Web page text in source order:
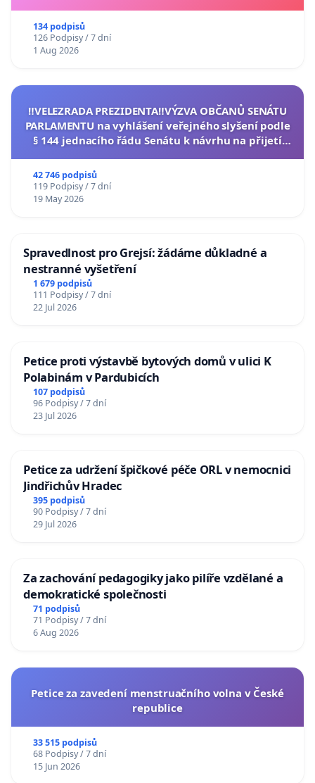
134 podpisů
126 Podpisy / 7 dní
1 Aug 2026
‼️VELEZRADA PREZIDENTA‼️VÝZVA OBČANŮ SENÁTU
PARLAMENTU na vyhlášení veřejného slyšení podle
§ 144 jednacího řádu Senátu k návrhu na přijetí
42 746 podpisů
119 Podpisy / 7 dní
19 May 2026
Spravedlnost pro Grejsí: žádáme důkladné a
nestranné vyšetření
1 679 podpisů
111 Podpisy / 7 dní
22 Jul 2026
Petice proti výstavbě bytových domů v ulici K
Polabinám v Pardubicích
107 podpisů
96 Podpisy / 7 dní
23 Jul 2026
Petice za udržení špičkové péče ORL v nemocnici
Jindřichův Hradec
395 podpisů
90 Podpisy / 7 dní
29 Jul 2026
Za zachování pedagogiky jako pilíře vzdělané a
demokratické společnosti
71 podpisů
71 Podpisy / 7 dní
6 Aug 2026
Petice za zavedení menstruačního volna v České
republice
33 515 podpisů
68 Podpisy / 7 dní
15 Jun 2026